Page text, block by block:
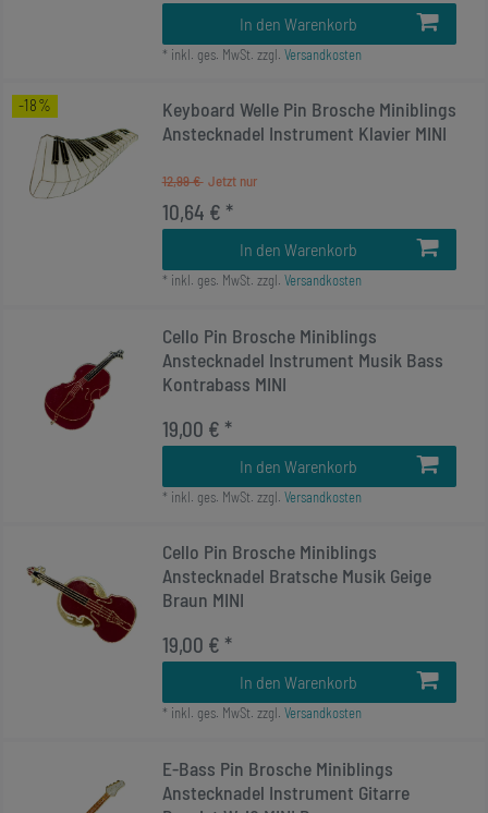
In den Warenkorb
* inkl. ges. MwSt. zzgl. Versandkosten
-18%
Keyboard Welle Pin Brosche Miniblings
Anstecknadel Instrument Klavier MINI
12,99 €
10,64 € *
In den Warenkorb
* inkl. ges. MwSt. zzgl. Versandkosten
Cello Pin Brosche Miniblings
Anstecknadel Instrument Musik Bass
Kontrabass MINI
19,00 € *
In den Warenkorb
* inkl. ges. MwSt. zzgl. Versandkosten
Cello Pin Brosche Miniblings
Anstecknadel Bratsche Musik Geige
Braun MINI
19,00 € *
In den Warenkorb
* inkl. ges. MwSt. zzgl. Versandkosten
E-Bass Pin Brosche Miniblings
Anstecknadel Instrument Gitarre